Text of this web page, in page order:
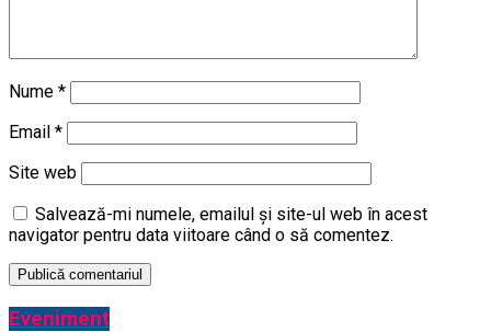
Nume *
Email *
Site web
Salvează-mi numele, emailul și site-ul web în acest
navigator pentru data viitoare când o să comentez.
Eveniment